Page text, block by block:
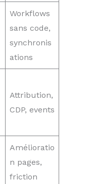
Workflows
sans code,
synchronis
ations
Attribution,
CDP, events
Amélioratio
n pages,
friction